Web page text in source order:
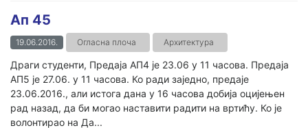
Ап 45
19.06.2016. Огласна плоча Архитектура
Драги студенти, Предаја АП4 је 23.06 у 11 часова. Предаја
АП5 је 27.06. у 11 часова. Ко ради заједно, предаје
23.06.2016., али истога дана у 16 часова добија оцијењен
рад назад, да би могао наставити радити на вртићу. Ко је
волонтирао на Да...